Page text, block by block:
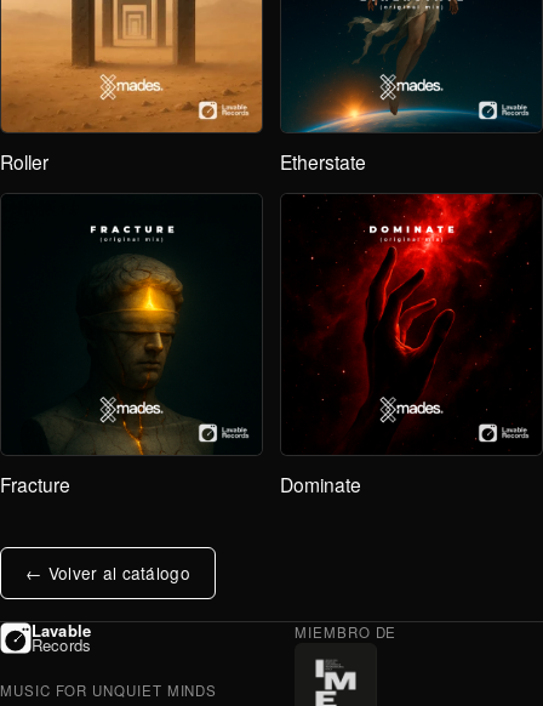
Roller Etherstate
Fracture Dominate
← Volver al catálogo
Lavable
Records
MUSIC FOR UNQUIET MINDS
MIEMBRO DE